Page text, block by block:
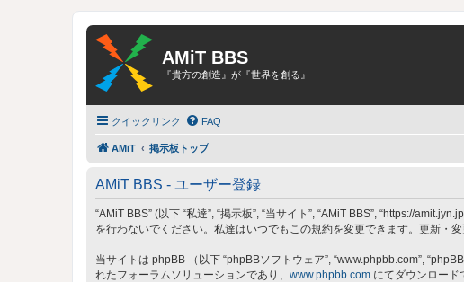
AMiT BBS
『貴方の創造』が『世界を創る』
クイックリンク FAQ
AMiT 掲示板トップ
AMiT BBS - ユーザー登録
“AMiT BBS” (以下 “私達”, “掲示板”, “当サイト”, “AMiT BBS”, “https://
を行わないでください。私達はいつでもこの規約を変更できます。更新・
当サイトは phpBB （以下 “phpBBソフトウェア”, “www.phpbb.com”,
れたフォーラムソリューションであり、 www.phpbb.com にてダウンロー